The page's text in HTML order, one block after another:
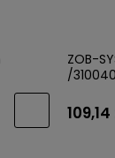
ZOB-
/
109,14